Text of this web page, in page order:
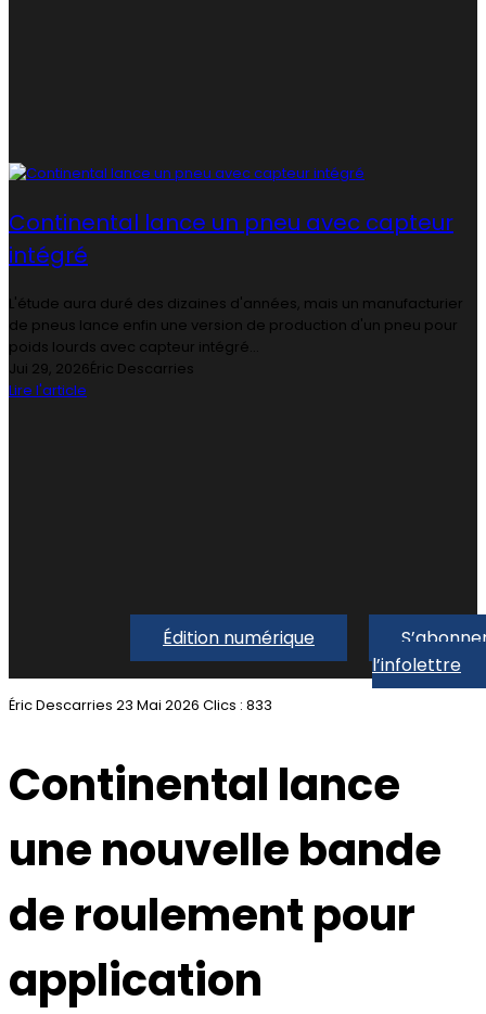
Continental lance un pneu avec capteur
intégré
L'étude aura duré des dizaines d'années, mais un manufacturier
de pneus lance enfin une version de production d'un pneu pour
poids lourds avec capteur intégré...
Jui 29, 2026Éric Descarries
Lire l'article
Édition numérique
l’infolettre
Éric Descarries 23 Mai 2026 Clics : 833
Continental lance
une nouvelle bande
de roulement pour
application